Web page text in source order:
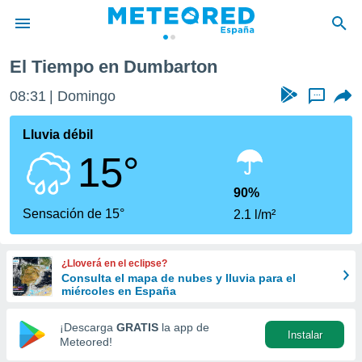
de
por
se
calidad.
a este
las
y
forma
digital
basada
El Tiempo en Dumbarton
08:31 Domingo ...
Lluvia débil
15°
Sensación de 15°
90%
2.1 l/m²
¿Lloverá en el eclipse?
Consulta el mapa de nubes y lluvia para el
miércoles en España
¡Descarga GRATIS la app de
Meteored!
Instalar